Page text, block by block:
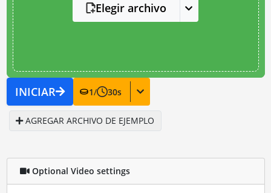
Elegir archivo
INICIAR 1/ 30s
AGREGAR ARCHIVO DE EJEMPLO
Optional Video settings